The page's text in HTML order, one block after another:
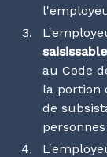
saisissable
au Code
la portion
de